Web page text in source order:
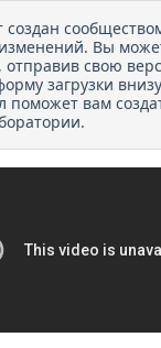
создан
Вы
отправив свою
загрузки
поможет вам